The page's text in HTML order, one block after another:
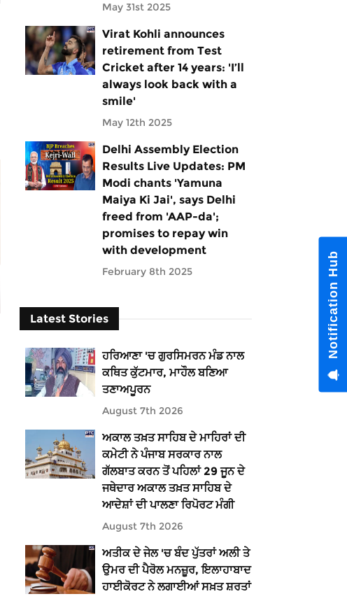
May 31st 2025
Virat Kohli announces
retirement from Test
Cricket after 14 years: 'I’ll
always look back with a
smile'
May 12th 2025
Delhi Assembly Election
Results Live Updates: PM
Modi chants 'Yamuna
Maiya Ki Jai', says Delhi
freed from 'AAP-da';
promises to repay win
with development
February 8th 2025
Latest Stories
ਹਰਿਆਣਾ 'ਚ ਗੁਰਸਿਮਰਨ ਮੰਡ ਨਾਲ
ਕਥਿਤ ਕੁੱਟਮਾਰ, ਮਾਹੌਲ ਬਣਿਆ
ਤਣਾਅਪੂਰਨ
August 7th 2026
ਅਕਾਲ ਤਖ਼ਤ ਸਾਹਿਬ ਦੇ ਮਾਹਿਰਾਂ ਦੀ
ਕਮੇਟੀ ਨੇ ਪੰਜਾਬ ਸਰਕਾਰ ਨਾਲ
ਗੱਲਬਾਤ ਕਰਨ ਤੋਂ ਪਹਿਲਾਂ 29 ਜੂਨ ਦੇ
ਜਥੇਦਾਰ ਅਕਾਲ ਤਖ਼ਤ ਸਾਹਿਬ ਦੇ
ਆਦੇਸ਼ਾਂ ਦੀ ਪਾਲਣਾ ਰਿਪੋਰਟ ਮੰਗੀ
August 7th 2026
ਅਤੀਕ ਦੇ ਜੇਲ 'ਚ ਬੰਦ ਪੁੱਤਰਾਂ ਅਲੀ ਤੇ
ਉਮਰ ਦੀ ਪੈਰੋਲ ਮਨਜ਼ੂਰ, ਇਲਾਹਾਬਾਦ
ਹਾਈਕੋਰਟ ਨੇ ਲਗਾਈਆਂ ਸਖ਼ਤ ਸ਼ਰਤਾਂ
Notification Hub